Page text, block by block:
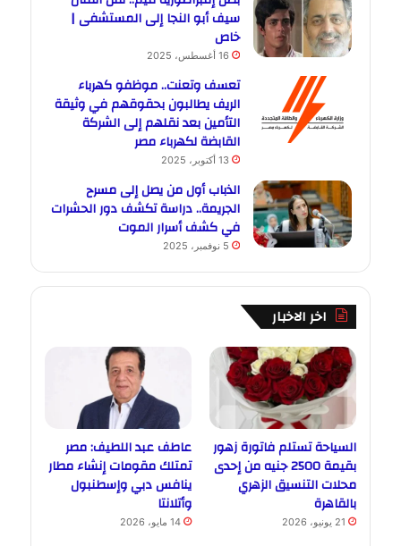
سيف أبو النجا إلى المستشفى |
خاص
16 أغسطس، 2025
تعسف وتعنت.. موظفو كهرباء
الريف يطالبون بحقوقهم في وثيقة
التأمين بعد نقلهم إلى الشركة
القابضة لكهرباء مصر
13 أكتوبر، 2025
الذباب أول من يصل إلى مسرح
الجريمة.. دراسة تكشف دور الحشرات
في كشف أسرار الموت
5 نوفمبر، 2025
اخر الاخبار
السياحة تستلم فاتورة زهور
بقيمة 2500 جنيه من إحدى
محلات التنسيق الزهري
بالقاهرة
21 يونيو، 2026
عاطف عبد اللطيف: مصر
تمتلك مقومات إنشاء مطار
ينافس دبي وإسطنبول
وأتلانتا
14 مايو، 2026